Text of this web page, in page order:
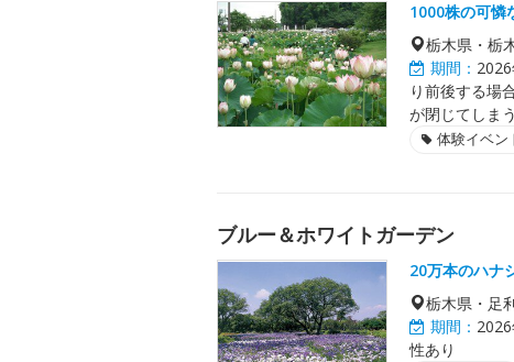
1000株の可憐
栃木県・栃
期間：
り前後する場
が閉じてしま
体験イベン
ブルー＆ホワイトガーデン
20万本のハナ
栃木県・足
期間：
性あり